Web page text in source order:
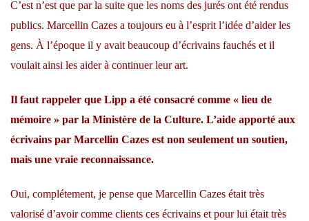
C’est n’est que par la suite que les noms des jurés ont été rendus
publics. Marcellin Cazes a toujours eu à l’esprit l’idée d’aider les
gens. À l’époque il y avait beaucoup d’écrivains fauchés et il
voulait ainsi les aider à continuer leur art.
Il faut rappeler que Lipp a été consacré comme « lieu de
mémoire » par la Ministère de la Culture. L’aide apporté aux
écrivains par Marcellin Cazes est non seulement un soutien,
mais une vraie reconnaissance.
Oui, complétement, je pense que Marcellin Cazes était très
valorisé d’avoir comme clients ces écrivains et pour lui était très